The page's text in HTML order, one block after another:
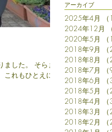
した。 そらまめ
れもひとえに応
アーカイブ
2025年4月
2024年12月
2020年5月
2018年9月
2018年8月
2018年7月
2018年6月
2018年5月
2018年4月
2018年3月
2018年2月